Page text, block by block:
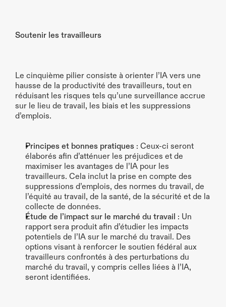
Soutenir les travailleurs
Le cinquième pilier consiste à orienter l’IA vers une
hausse de la productivité des travailleurs, tout en
réduisant les risques tels qu’une surveillance accrue
sur le lieu de travail, les biais et les suppressions
d’emplois.
Principes et bonnes pratiques : Ceux-ci seront
élaborés afin d’atténuer les préjudices et de
maximiser les avantages de l’IA pour les
travailleurs. Cela inclut la prise en compte des
suppressions d’emplois, des normes du travail, de
l’équité au travail, de la santé, de la sécurité et de la
collecte de données.
Étude de l’impact sur le marché du travail : Un
rapport sera produit afin d’étudier les impacts
potentiels de l’IA sur le marché du travail. Des
options visant à renforcer le soutien fédéral aux
travailleurs confrontés à des perturbations du
marché du travail, y compris celles liées à l’IA,
seront identifiées.